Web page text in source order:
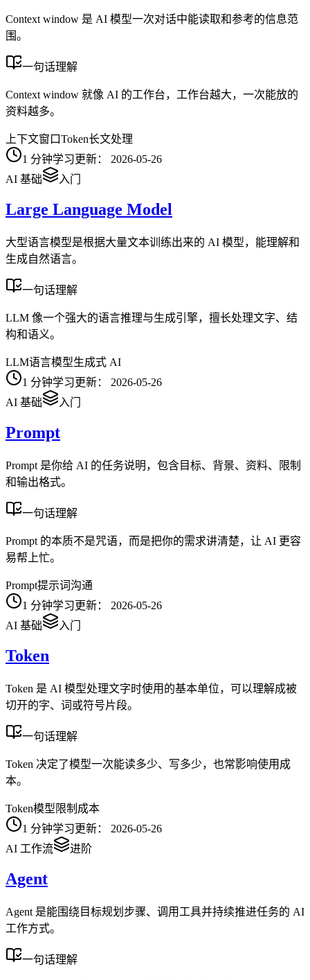
Context window 是 AI 模型一次对话中能读取和参考的信息范
围。
一句话理解
Context window 就像 AI 的工作台，工作台越大，一次能放的
资料越多。
上下文窗口Token长文处理
1 分钟学习更新：
2026-05-26
AI 基础
入门
Large Language Model
大型语言模型是根据大量文本训练出来的 AI 模型，能理解和
生成自然语言。
一句话理解
LLM 像一个强大的语言推理与生成引擎，擅长处理文字、结
构和语义。
LLM语言模型生成式 AI
1 分钟学习更新：
2026-05-26
AI 基础
入门
Prompt
Prompt 是你给 AI 的任务说明，包含目标、背景、资料、限制
和输出格式。
一句话理解
Prompt 的本质不是咒语，而是把你的需求讲清楚，让 AI 更容
易帮上忙。
Prompt提示词沟通
1 分钟学习更新：
2026-05-26
AI 基础
入门
Token
Token 是 AI 模型处理文字时使用的基本单位，可以理解成被
切开的字、词或符号片段。
一句话理解
Token 决定了模型一次能读多少、写多少，也常影响使用成
本。
Token模型限制 成本
1 分钟学习更新：
2026-05-26
AI 工作流
进阶
Agent
Agent 是能围绕目标规划步骤、调用工具并持续推进任务的 AI
工作方式。
一句话理解